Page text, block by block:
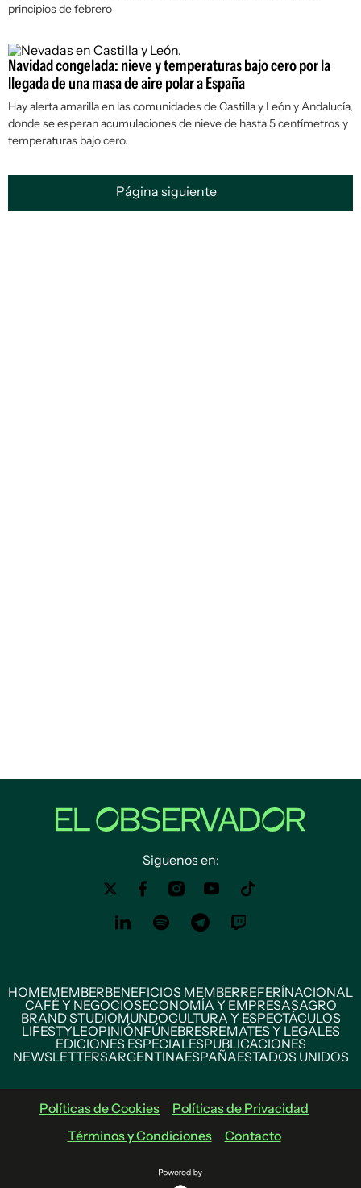
principios de febrero
Navidad congelada: nieve y temperaturas bajo cero por la
llegada de una masa de aire polar a España
Hay alerta amarilla en las comunidades de Castilla y León y Andalucía,
donde se esperan acumulaciones de nieve de hasta 5 centímetros y
temperaturas bajo cero.
Página siguiente
Siguenos en:
HOMEMEMBERBENEFICIOS MEMBERREFERÍNACIONAL
CAFÉ Y NEGOCIOSECONOMÍA Y EMPRESASAGRO
BRAND STUDIOMUNDOCULTURA Y ESPECTÁCULOS
LIFESTYLEOPINIÓNFÚNEBRESREMATES Y LEGALES
EDICIONES ESPECIALESPUBLICACIONES
NEWSLETTERSARGENTINAESPAÑAESTADOS UNIDOS
Políticas de Cookies
Políticas de Privacidad
Términos y Condiciones
Contacto